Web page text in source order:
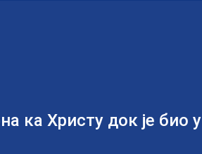
ка Христу док је био у